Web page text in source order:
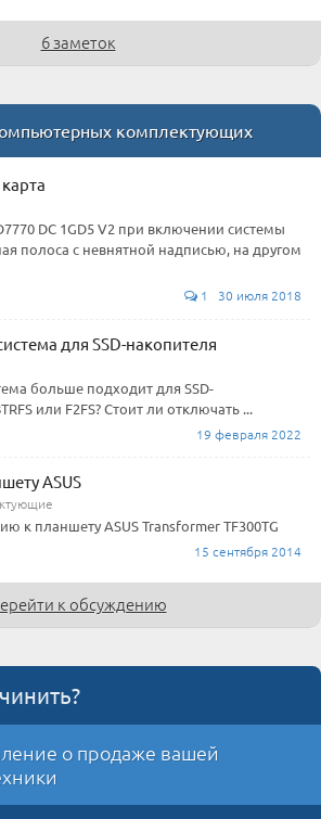
6 заметок
комплектующих
DC 1GD5 V2 при включении системы
полоса с невнятной надписью, на другом
1 30 июля 2018
для SSD-накопителя
больше подходит для SSD-
или F2FS? Стоит ли отключать ...
19 февраля 2022
ASUS
к планшету ASUS Transformer TF300TG
15 сентября 2014
к обсуждению
о продаже вашей